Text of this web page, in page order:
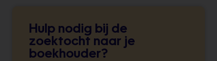
Hulp nodig bij de
zoektocht naar je
boekhouder?